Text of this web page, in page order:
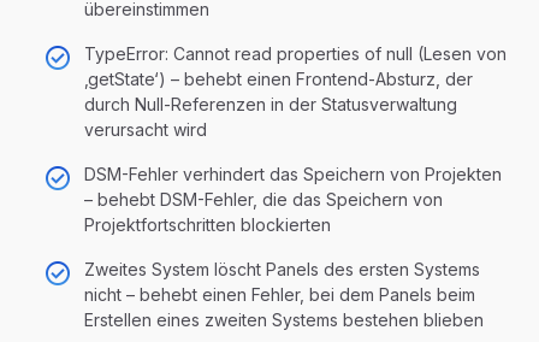
übereinstimmen
TypeError: Cannot read properties of null (Lesen von
‚getState‘) – behebt einen Frontend-Absturz, der
durch Null-Referenzen in der Statusverwaltung
verursacht wird
DSM-Fehler verhindert das Speichern von Projekten
– behebt DSM-Fehler, die das Speichern von
Projektfortschritten blockierten
Zweites System löscht Panels des ersten Systems
nicht – behebt einen Fehler, bei dem Panels beim
Erstellen eines zweiten Systems bestehen blieben